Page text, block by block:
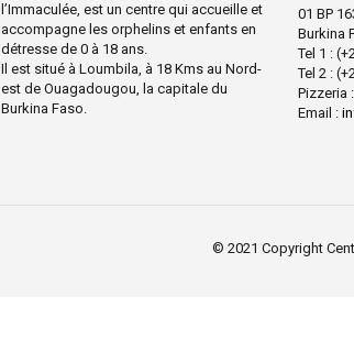
l’Immaculée, est un centre qui accueille et
accompagne les orphelins et enfants en
détresse de 0 à 18 ans.
Il est situé à Loumbila, à 18 Kms au Nord-
est de Ouagadougou, la capitale du
Burkina Faso.
01 BP
Burkina
Tel 1 :
Tel 2 :
Pizzeria
Email :
© 2021 Copyright